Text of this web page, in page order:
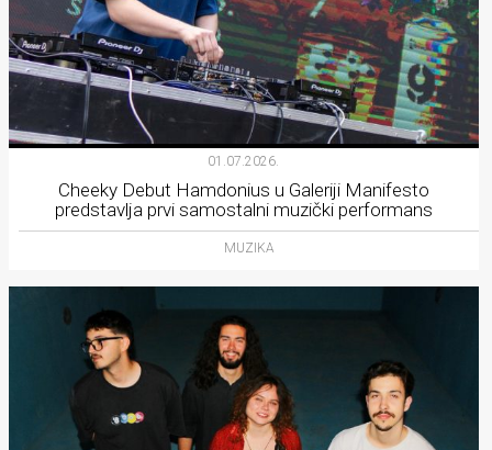
01.07.2026.
Cheeky Debut Hamdonius u Galeriji Manifesto
predstavlja prvi samostalni muzički performans
MUZIKA